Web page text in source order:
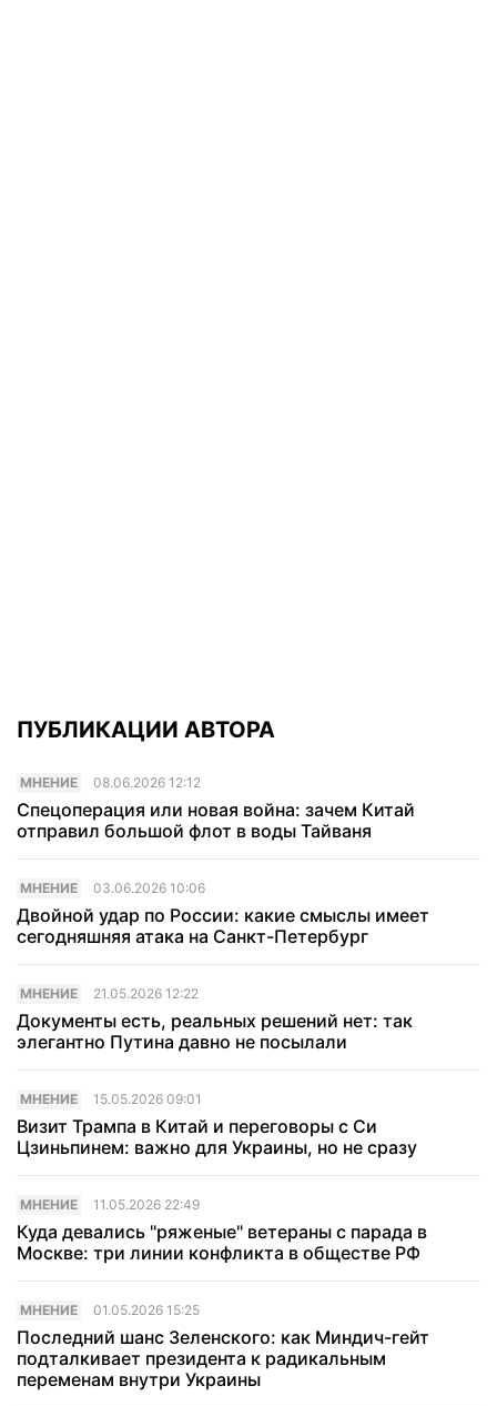
ПУБЛИКАЦИИ АВТОРА
МНЕНИЕ 08.06.2026 12:12
Спецоперация или новая война: зачем Китай
отправил большой флот в воды Тайваня
МНЕНИЕ 03.06.2026 10:06
Двойной удар по России: какие смыслы имеет
сегодняшняя атака на Санкт-Петербург
МНЕНИЕ 21.05.2026 12:22
Документы есть, реальных решений нет: так
элегантно Путина давно не посылали
МНЕНИЕ 15.05.2026 09:01
Визит Трампа в Китай и переговоры с Си
Цзиньпинем: важно для Украины, но не сразу
МНЕНИЕ 11.05.2026 22:49
Куда девались "ряженые" ветераны с парада в
Москве: три линии конфликта в обществе РФ
МНЕНИЕ 01.05.2026 15:25
Последний шанс Зеленского: как Миндич-гейт
подталкивает президента к радикальным
переменам внутри Украины